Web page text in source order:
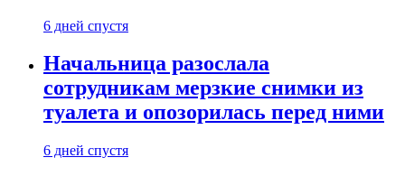
6 дней спустя
Начальница разослала
сотрудникам мерзкие снимки из
туалета и опозорилась перед ними
6 дней спустя